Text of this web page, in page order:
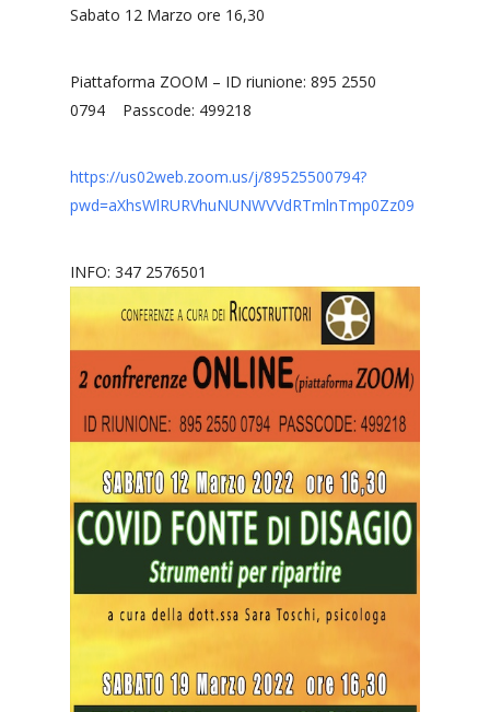
Sabato 12 Marzo ore 16,30
Piattaforma ZOOM – ID riunione: 895 2550
0794 Passcode: 499218
https://us02web.zoom.us/j/89525500794?
pwd=aXhsWlRURVhuNUNWVVdRTmlnTmp0Zz09
INFO: 347 2576501